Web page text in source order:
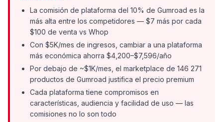
La comisión de plataforma del 10% de Gumroad es la
más alta entre los competidores — $7 más por cada
$100 de venta vs Whop
Con $5K/mes de ingresos, cambiar a una plataforma
más económica ahorra $4,200–$7,596/año
Por debajo de ~$1K/mes, el marketplace de 146 271
productos de Gumroad justifica el precio premium
Cada plataforma tiene compromisos en
características, audiencia y facilidad de uso — las
comisiones no lo son todo